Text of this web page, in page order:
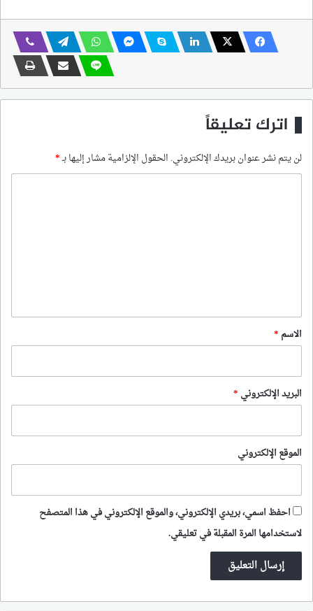
اترك تعليقاً
لن يتم نشر عنوان بريدك الإلكتروني. الحقول الإلزامية مشار إليها بـ*
*
الاسم *
البريد الإلكتروني *
الموقع الإلكتروني
احفظ اسمي، بريدي الإلكتروني، والموقع الإلكتروني في هذا المتصفح
لاستخدامها المرة المقبلة في تعليقي.